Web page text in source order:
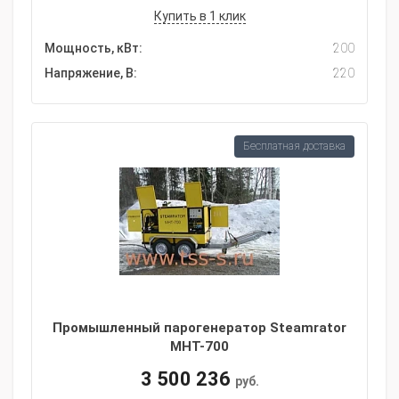
Купить в 1 клик
Мощность, кВт:
200
Напряжение, В:
220
Промышленный парогенератор Steamrator
МНТ-700
3 500 236 руб.
Бесплатная доставка